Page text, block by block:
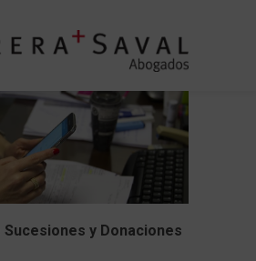
Sucesiones y Donaciones